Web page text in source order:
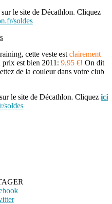
le site de Décathlon. Cliquez
soldes
cette veste est clairement
prix est bien 2011: 9,95 €! On dit
de la couleur dans votre club
le site de Décathlon. Cliquez ici
soldes